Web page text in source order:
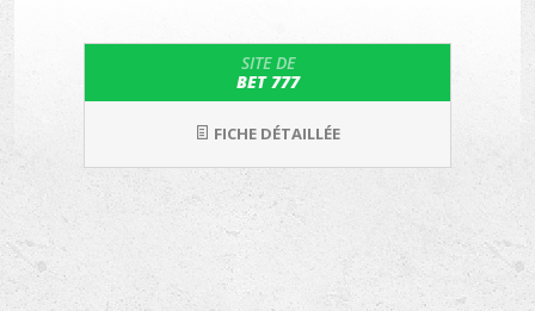
SITE DE
BET 777
FICHE DÉTAILLÉE